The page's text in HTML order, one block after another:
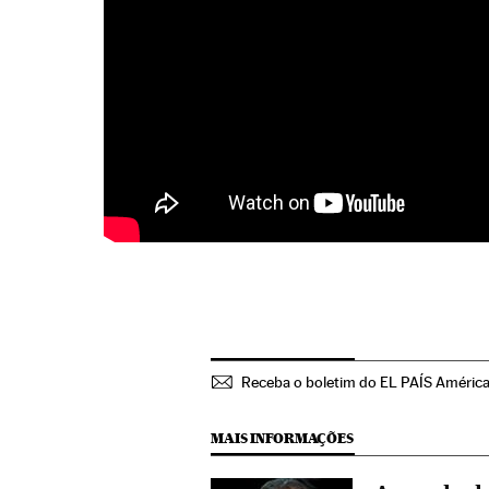
Receba o boletim do EL PAÍS América
MAIS INFORMAÇÕES